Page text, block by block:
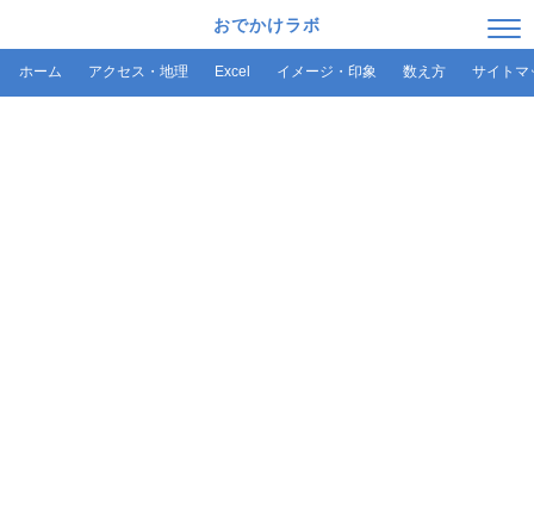
おでかけラボ
ホーム アクセス・地理 Excel イメージ・印象 数え方 サイトマ